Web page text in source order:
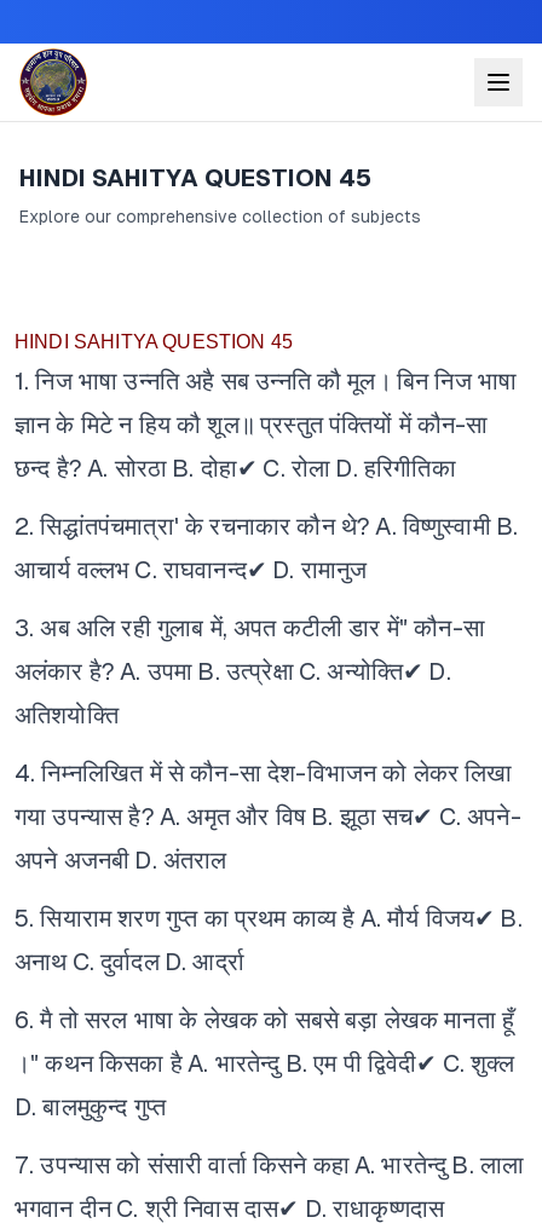
HINDI SAHITYA QUESTION 45
Explore our comprehensive collection of subjects
HINDI SAHITYA QUESTION 45
1. निज भाषा उन्नति अहै सब उन्नति कौ मूल। बिन निज भाषा
ज्ञान के मिटे न हिय कौ शूल॥ प्रस्तुत पंक्तियों में कौन-सा
छन्द है? A. सोरठा B. दोहा✔ C. रोला D. हरिगीतिका
2. सिद्धांतपंचमात्रा' के रचनाकार कौन थे? A. विष्णुस्वामी B.
आचार्य वल्लभ C. राघवानन्द✔ D. रामानुज
3. अब अलि रही गुलाब में, अपत कटीली डार में" कौन-सा
अलंकार है? A. उपमा B. उत्प्रेक्षा C. अन्योक्ति✔ D.
अतिशयोक्ति
4. निम्नलिखित में से कौन-सा देश-विभाजन को लेकर लिखा
गया उपन्यास है? A. अमृत और विष B. झूठा सच✔ C. अपने-
अपने अजनबी D. अंतराल
5. सियाराम शरण गुप्त का प्रथम काव्य है A. मौर्य विजय✔ B.
अनाथ C. दुर्वादल D. आर्द्रा
6. मै तो सरल भाषा के लेखक को सबसे बड़ा लेखक मानता हूँ
।" कथन किसका है A. भारतेन्दु B. एम पी द्विवेदी✔ C. शुक्ल
D. बालमुकुन्द गुप्त
7. उपन्यास को संसारी वार्ता किसने कहा A. भारतेन्दु B. लाला
भगवान दीन C. श्री निवास दास✔ D. राधाकृष्णदास